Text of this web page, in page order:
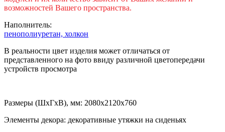
возможностей Вашего пространства.
Наполнитель:
пенополиуретан, холкон
В реальности цвет изделия может отличаться от
представленного на фото ввиду различной цветопередачи
устройств просмотра
Размеры (ШхГхВ), мм: 2080х2120х760
Элементы декора: декоративные утяжки на сиденьях